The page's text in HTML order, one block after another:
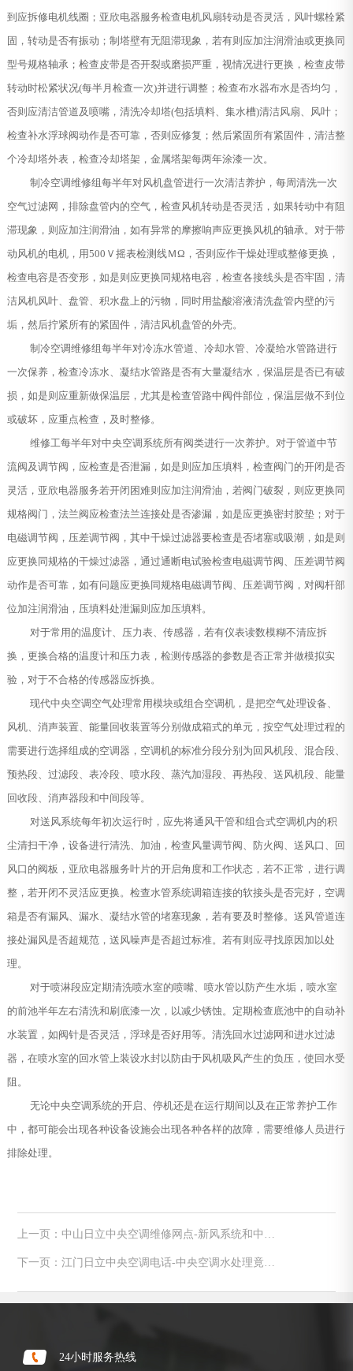
到应拆修电机线圈；亚欣电器服务检查电机风扇转动是否灵活，风叶螺栓紧
固，转动是否有振动；制塔壁有无阻滞现象，若有则应加注润滑油或更换同
型号规格轴承；检查皮带是否开裂或磨损严重，视情况进行更换，检查皮带
转动时松紧状况(每半月检查一次)并进行调整；检查布水器布水是否均匀，
否则应清洁管道及喷嘴，清洗冷却塔(包括填料、集水槽)清洁风扇、风叶；
检查补水浮球阀动作是否可靠，否则应修复；然后紧固所有紧固件，清洁整
个冷却塔外表，检查冷却塔架，金属塔架每两年涂漆一次。
制冷空调维修组每半年对风机盘管进行一次清洁养护，每周清洗一次
空气过滤网，排除盘管内的空气，检查风机转动是否灵活，如果转动中有阻
滞现象，则应加注润滑油，如有异常的摩擦响声应更换风机的轴承。对于带
动风机的电机，用500Ｖ摇表检测线ＭΩ，否则应作干燥处理或整修更换，
检查电容是否变形，如是则应更换同规格电容，检查各接线头是否牢固，清
洁风机风叶、盘管、积水盘上的污物，同时用盐酸溶液清洗盘管内壁的污
垢，然后拧紧所有的紧固件，清洁风机盘管的外壳。
制冷空调维修组每半年对冷冻水管道、冷却水管、冷凝给水管路进行
一次保养，检查冷冻水、凝结水管路是否有大量凝结水，保温层是否已有破
损，如是则应重新做保温层，尤其是检查管路中阀件部位，保温层做不到位
或破坏，应重点检查，及时整修。
维修工每半年对中央空调系统所有阀类进行一次养护。对于管道中节
流阀及调节阀，应检查是否泄漏，如是则应加压填料，检查阀门的开闭是否
灵活，亚欣电器服务若开闭困难则应加注润滑油，若阀门破裂，则应更换同
规格阀门，法兰阀应检查法兰连接处是否渗漏，如是应更换密封胶垫；对于
电磁调节阀，压差调节阀，其中干燥过滤器要检查是否堵塞或吸潮，如是则
应更换同规格的干燥过滤器，通过通断电试验检查电磁调节阀、压差调节阀
动作是否可靠，如有问题应更换同规格电磁调节阀、压差调节阀，对阀杆部
位加注润滑油，压填料处泄漏则应加压填料。
对于常用的温度计、压力表、传感器，若有仪表读数模糊不清应拆
换，更换合格的温度计和压力表，检测传感器的参数是否正常并做模拟实
验，对于不合格的传感器应拆换。
现代中央空调空气处理常用模块或组合空调机，是把空气处理设备、
风机、消声装置、能量回收装置等分别做成箱式的单元，按空气处理过程的
需要进行选择组成的空调器，空调机的标准分段分别为回风机段、混合段、
预热段、过滤段、表冷段、喷水段、蒸汽加湿段、再热段、送风机段、能量
回收段、消声器段和中间段等。
对送风系统每年初次运行时，应先将通风干管和组合式空调机内的积
尘清扫干净，设备进行清洗、加油，检查风量调节阀、防火阀、送风口、回
风口的阀板，亚欣电器服务叶片的开启角度和工作状态，若不正常，进行调
整，若开闭不灵活应更换。检查水管系统调箱连接的软接头是否完好，空调
箱是否有漏风、漏水、凝结水管的堵塞现象，若有要及时整修。送风管道连
接处漏风是否超规范，送风噪声是否超过标准。若有则应寻找原因加以处
理。
对于喷淋段应定期清洗喷水室的喷嘴、喷水管以防产生水垢，喷水室
的前池半年左右清洗和刷底漆一次，以减少锈蚀。定期检查底池中的自动补
水装置，如阀针是否灵活，浮球是否好用等。清洗回水过滤网和进水过滤
器，在喷水室的回水管上装设水封以防由于风机吸风产生的负压，使回水受
阻。
无论中央空调系统的开启、停机还是在运行期间以及在正常养护工作
中，都可能会出现各种设备设施会出现各种各样的故障，需要维修人员进行
排除处理。
上一页：中山日立中央空调维修网点-新风系统和中央
下一页：江门日立中央空调电话-中央空调水处理竟然
24小时服务热线